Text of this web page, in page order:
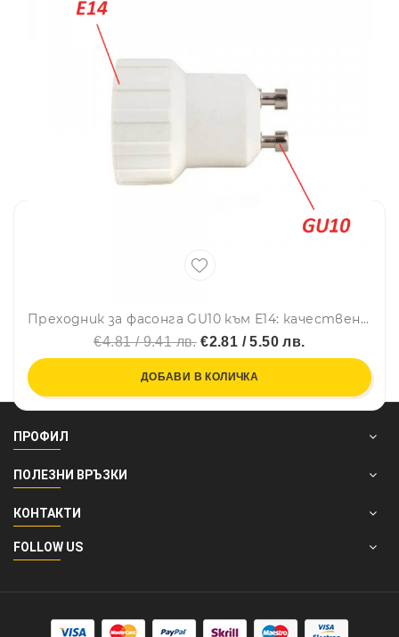
Преходник за фасонга GU10 към Е14: качествено провеждане не електричество - без разход на енергия, 1бр.
€4.81 / 9.41 лв.€2.81 / 5.50 лв.
ДОБАВИ В КОЛИЧКА
ПРОФИЛ
ПОЛЕЗНИ ВРЪЗКИ
КОНТАКТИ
FOLLOW US